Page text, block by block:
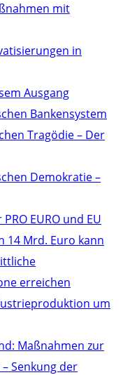
mit
in
Ausgang
Bankensystem
Tragödie – Der
Demokratie –
EURO und EU
14 Mrd. Euro kann
erreichen
um
Maßnahmen zur
Senkung der